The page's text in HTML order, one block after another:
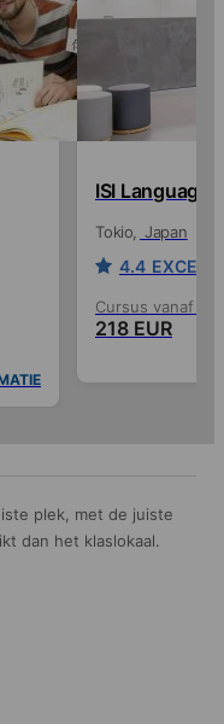
ISI Language
Tokio Japan
4.4
Cursus vanaf
218 EUR
plek, met de juiste
dan het klaslokaal.